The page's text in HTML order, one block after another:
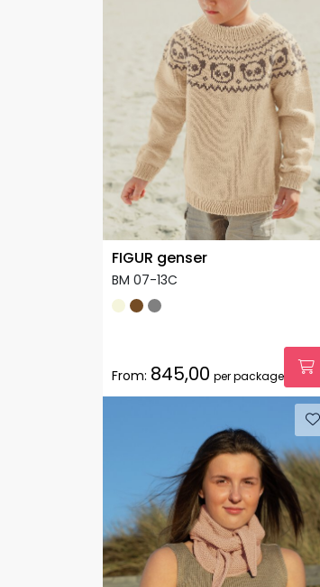
FIGUR genser
BM 07-13C
From: 845,00 per package